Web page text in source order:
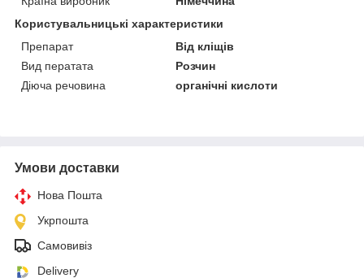
Користувальницькі характеристики
Препарат
Від кліщів
Вид ператата
Розчин
Діюча речовина
органічні кислоти
Умови доставки
Нова Пошта
Укрпошта
Самовивіз
Delivery